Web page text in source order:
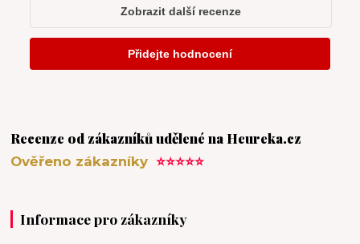
Recenze od zákazníků udělené na Heureka.cz
Ověřeno zákazníky⭐⭐⭐⭐⭐
Informace pro zákazníky